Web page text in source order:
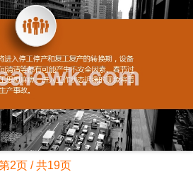
2页 / 共19页